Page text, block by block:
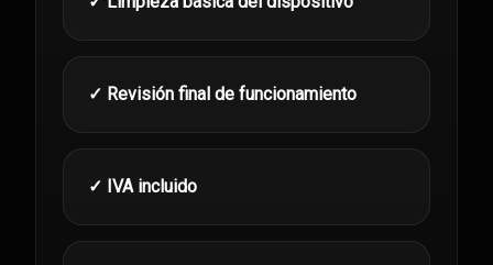
✓ Revisión final de funcionamiento
✓ IVA incluido